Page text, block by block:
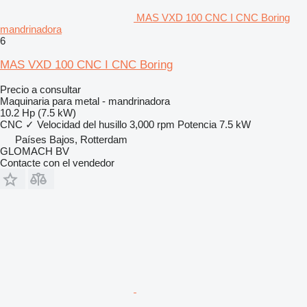
MAS VXD 100 CNC I CNC Boring
mandrinadora
6
MAS VXD 100 CNC I CNC Boring
Precio a consultar
Maquinaria para metal - mandrinadora
10.2 Hp (7.5 kW)
CNC ✓ Velocidad del husillo 3,000 rpm Potencia 7.5 kW
Países Bajos, Rotterdam
GLOMACH BV
Contacte con el vendedor